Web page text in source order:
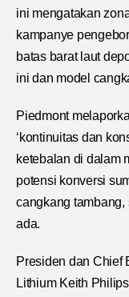
ini mengatakan
kampanye
batas barat laut
ini dan model
Piedmont
‘kontinuitas dan
ketebalan di dalam
potensi konversi
cangkang
ada.
Presiden dan Chief
Lithium Keith